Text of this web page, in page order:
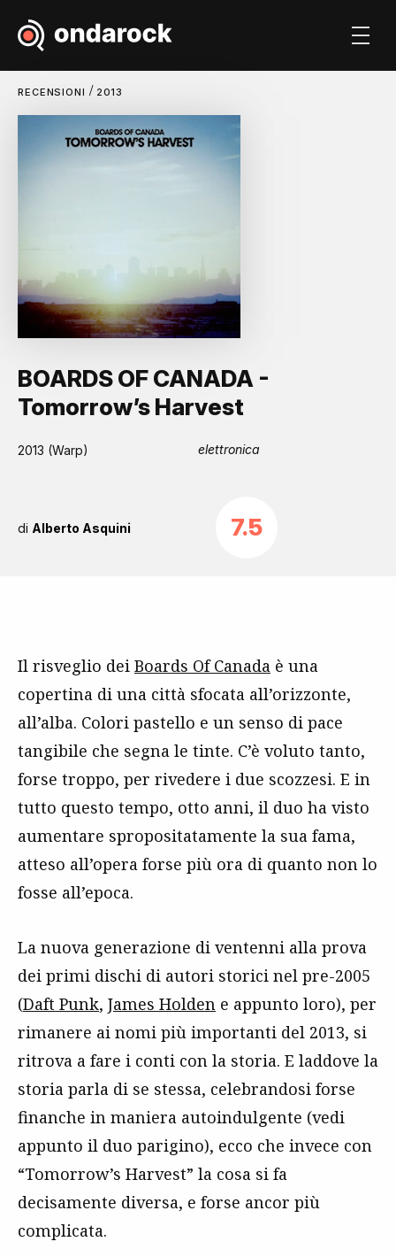
RECENSIONI / 2013
BOARDS OF CANADA -
Tomorrow’s Harvest
2013 (Warp) elettronica
di Alberto Asquini 7.5
Il risveglio dei Boards Of Canada è una
copertina di una città sfocata all’orizzonte,
all’alba. Colori pastello e un senso di pace
tangibile che segna le tinte. C’è voluto tanto,
forse troppo, per rivedere i due scozzesi. E in
tutto questo tempo, otto anni, il duo ha visto
aumentare spropositatamente la sua fama,
atteso all’opera forse più ora di quanto non lo
fosse all’epoca.
La nuova generazione di ventenni alla prova
dei primi dischi di autori storici nel pre-2005
(Daft Punk, James Holden e appunto loro), per
rimanere ai nomi più importanti del 2013, si
ritrova a fare i conti con la storia. E laddove la
storia parla di se stessa, celebrandosi forse
finanche in maniera autoindulgente (vedi
appunto il duo parigino), ecco che invece con
“Tomorrow’s Harvest” la cosa si fa
decisamente diversa, e forse ancor più
complicata.